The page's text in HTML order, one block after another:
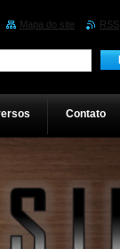
Contato
Mapa do site RSS